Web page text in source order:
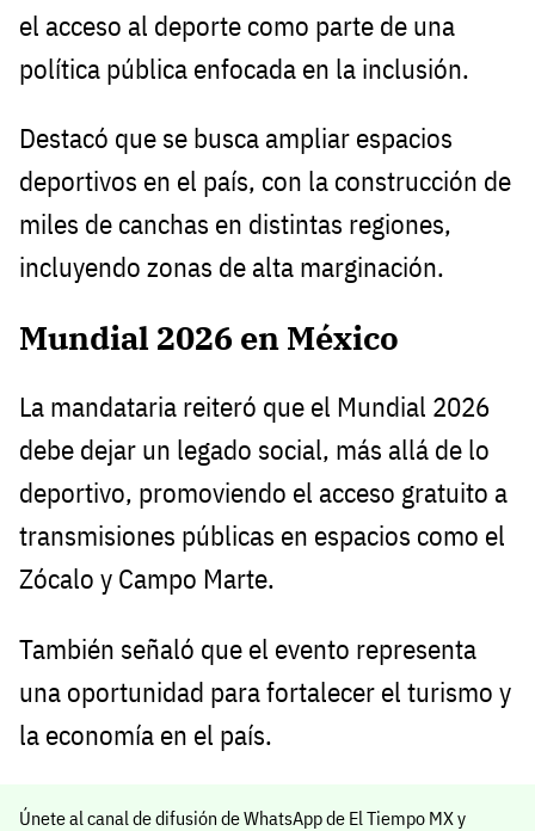
el acceso al deporte como parte de una
política pública enfocada en la inclusión.
Destacó que se busca ampliar espacios
deportivos en el país, con la construcción de
miles de canchas en distintas regiones,
incluyendo zonas de alta marginación.
Mundial 2026 en México
La mandataria reiteró que el Mundial 2026
debe dejar un legado social, más allá de lo
deportivo, promoviendo el acceso gratuito a
transmisiones públicas en espacios como el
Zócalo y Campo Marte.
También señaló que el evento representa
una oportunidad para fortalecer el turismo y
la economía en el país.
Únete al canal de difusión de WhatsApp de El Tiempo MX y